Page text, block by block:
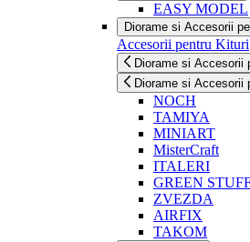
EASY MODEL
Diorame si Accesorii
Accesorii pentru Kituri
Diorame si Accesorii
Diorame si Accesorii
NOCH
TAMIYA
MINIART
MisterCraft
ITALERI
GREEN
ZVEZDA
AIRFIX
TAKOM